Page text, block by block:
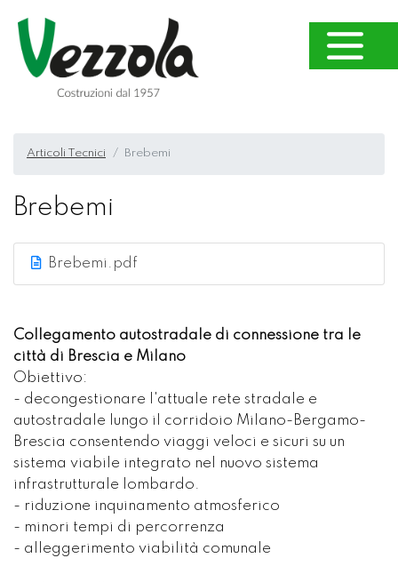
Articoli Tecnici Brebemi
Brebemi
Brebemi.pdf
Collegamento autostradale di connessione tra le
città di Brescia e Milano
Obiettivo:
- decongestionare l'attuale rete stradale e
autostradale lungo il corridoio Milano-Bergamo-
Brescia consentendo viaggi veloci e sicuri su un
sistema viabile integrato nel nuovo sistema
infrastrutturale lombardo.
- riduzione inquinamento atmosferico
- minori tempi di percorrenza
- alleggerimento viabilità comunale